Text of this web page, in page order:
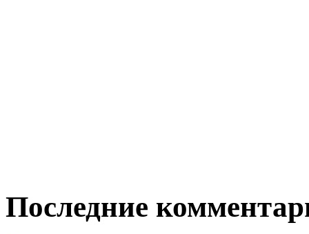
Последние